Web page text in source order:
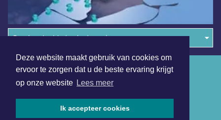
Deze website maakt gebruik van cookies om
ervoor te zorgen dat u de beste ervaring krijgt
op onze website Lees meer
Ik accepteer cookies
Overige dagbladen in de regio
Algemene voorwaarden
Disclaimer